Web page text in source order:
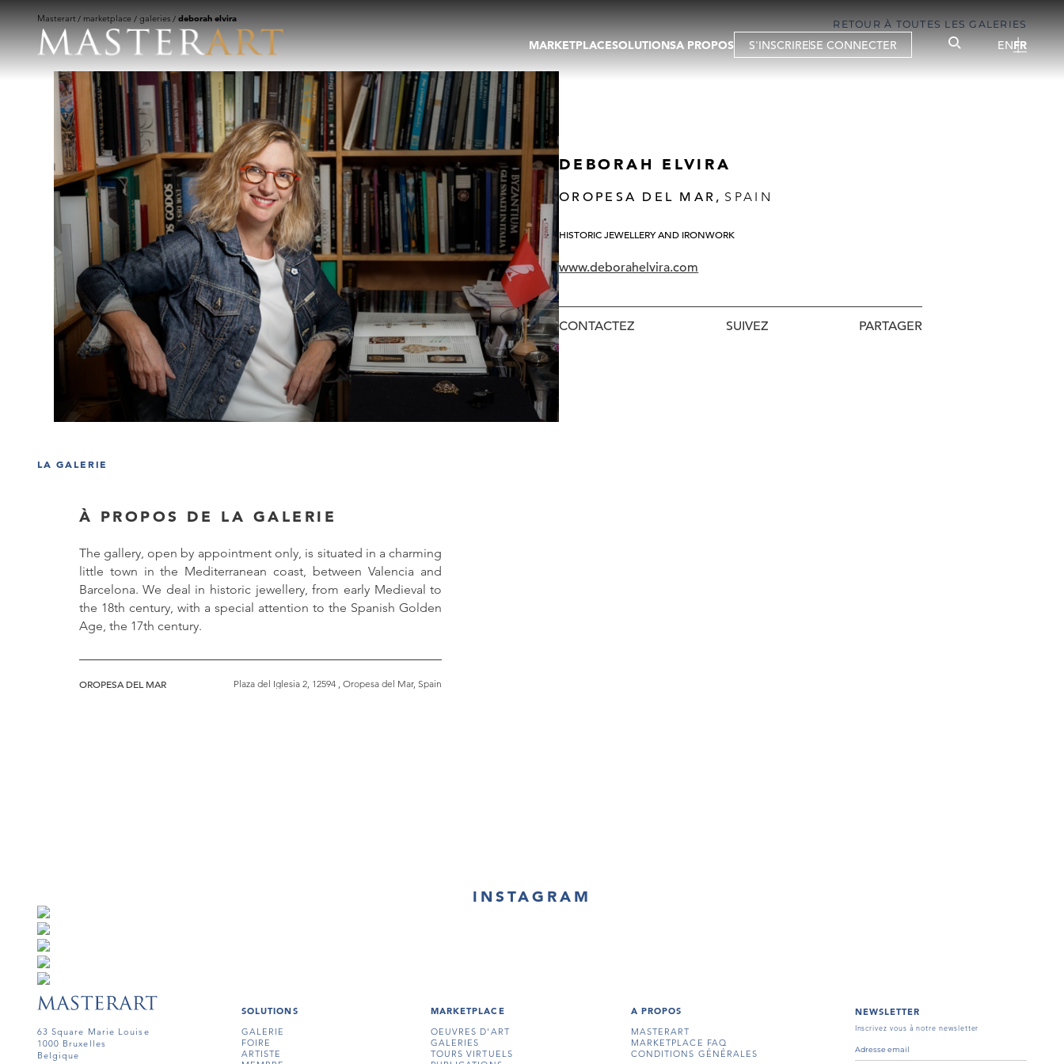
MARKETPLACE
OEUVRES D'ART
GALERIES
TOURS VIRTUELS
PUBLICATIONS
EVENTS
SOLUTIONSA PROPOS S'INSCRIRESE CONNECTER ENFR
Masterart marketplace galeries deborah elvira RETOUR À TOUTES LES GALERIES
DEBORAH ELVIRA
OROPESA DEL MAR, SPAIN
HISTORIC JEWELLERY AND IRONWORK
www.deborahelvira.com
CONTACTEZ SUIVEZ
LA GALERIE
À PROPOS DE LA GALERIE
The gallery, open by appointment only, is situated in a charming
little town in the Mediterranean coast, between Valencia and
Barcelona. We deal in historic jewellery, from early Medieval to
the 18th century, with a special attention to the Spanish Golden
Age, the 17th century.
OROPESA DEL MAR Plaza del Iglesia 2, 12594 , Oropesa del Mar, Spain
INSTAGRAM
63 Square Marie Louise
1000 Bruxelles
Belgique
SOLUTIONS
GALERIE
FOIRE
ARTISTE
MARKETPLACE
OEUVRES D'ART
GALERIES
TOURS VIRTUELS
A PROPOS
MASTERART
MARKETPLACE FAQ
CONDITIONS GÉNÉRALES
NEWSLETTER
Inscrivez vous à notre newsletter